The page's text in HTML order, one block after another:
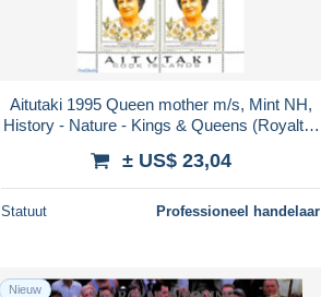
Aitutaki 1995 Queen mother m/s, Mint NH,
History - Nature - Kings & Queens (Royalty)
± US$ 23,04
Statuut Professioneel handelaar
Nieuw